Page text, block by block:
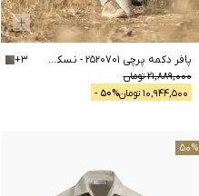
پافر دکمه پرچی 2520701 - نسکافه ای
21,889,000تومان
10,944,500 تومان 50% -
+3
50%